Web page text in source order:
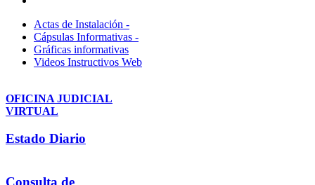
Actas de Instalación -
Cápsulas Informativas -
Gráficas informativas
Videos Instructivos Web
OFICINA JUDICIAL
VIRTUAL
Estado Diario